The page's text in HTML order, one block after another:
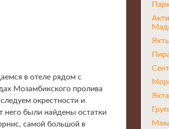
в отеле рядом с
Мозамбикского пролива
окрестности и
него были найдены остатки
самой большой в
Яхта